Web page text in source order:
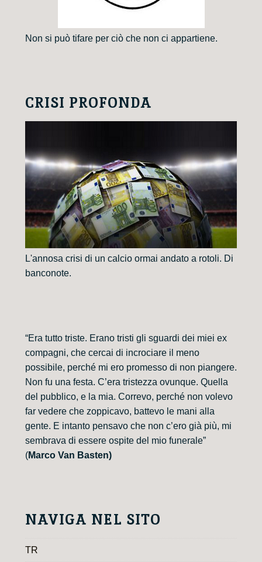
Non si può tifare per ciò che non ci appartiene.
CRISI PROFONDA
L'annosa crisi di un calcio ormai andato a rotoli. Di
banconote.
“Era tutto triste. Erano tristi gli sguardi dei miei ex
compagni, che cercai di incrociare il meno
possibile, perché mi ero promesso di non piangere.
Non fu una festa. C’era tristezza ovunque. Quella
del pubblico, e la mia. Correvo, perché non volevo
far vedere che zoppicavo, battevo le mani alla
gente. E intanto pensavo che non c’ero già più, mi
sembrava di essere ospite del mio funerale”
(Marco Van Basten)
NAVIGA NEL SITO
TR